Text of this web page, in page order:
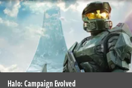
Halo: Campaign Evolved